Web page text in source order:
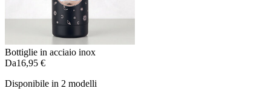
Bottiglie in acciaio inox
Da16,95 €
Disponibile in 2 modelli